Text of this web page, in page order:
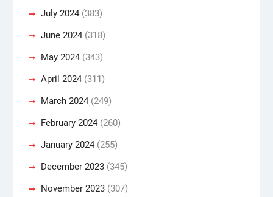
July 2024(383)
June 2024(318)
May 2024(343)
April 2024(311)
March 2024(249)
February 2024(260)
January 2024(255)
December 2023(345)
November 2023(307)